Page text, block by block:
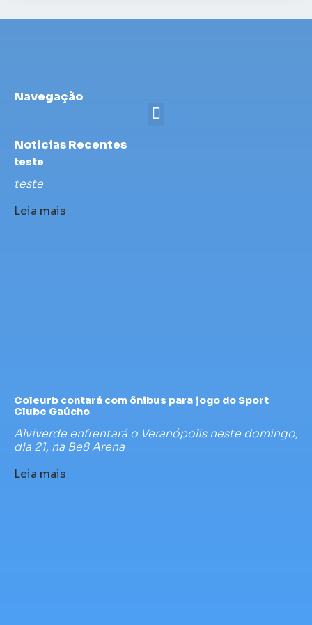
Navegação
Noticias Recentes
teste
teste
Leia mais
Coleurb contará com ônibus para jogo do Sport
Clube Gaúcho
Alviverde enfrentará o Veranópolis neste domingo,
dia 21, na Be8 Arena
Leia mais